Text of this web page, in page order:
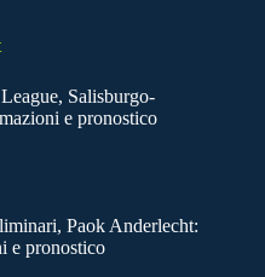
Salisburgo-
e pronostico
Paok Anderlecht:
e pronostico